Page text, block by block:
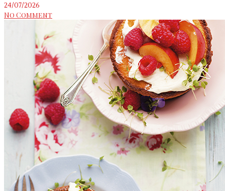
24/07/2026
No Comment